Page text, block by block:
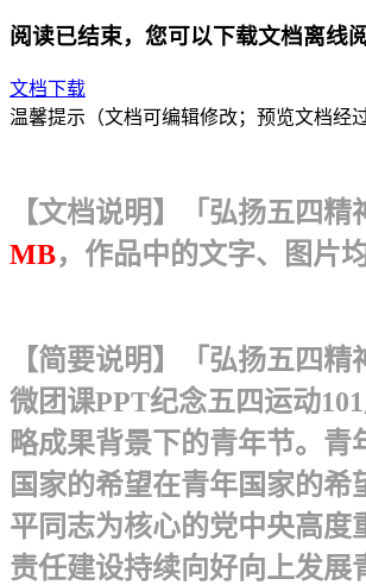
阅读已结束，您可以下载文档离线
文档下载
温馨提示（文档可编辑修改；预览文档经
【文档说明】「弘扬五四
MB，作品中的文字、图片
【简要说明】「弘扬五四
微团课PPT纪念五四运动
略成果背景下的青年节。
国家的希望在青年国家的
平同志为核心的党中央高
责任建设持续向好向上发展